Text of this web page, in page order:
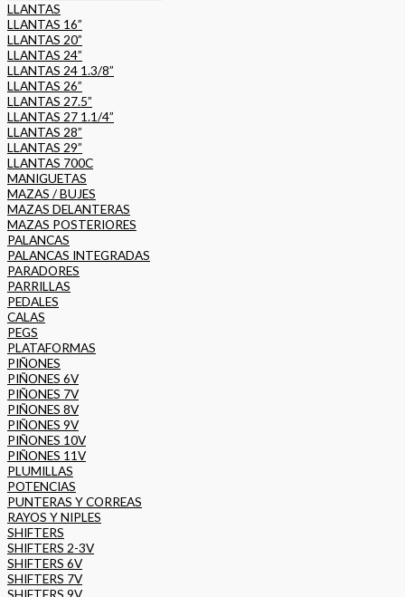
LLANTAS
LLANTAS 16”
LLANTAS 20”
LLANTAS 24”
LLANTAS 24 1.3/8”
LLANTAS 26”
LLANTAS 27.5”
LLANTAS 27 1.1/4”
LLANTAS 28”
LLANTAS 29”
LLANTAS 700C
MANIGUETAS
MAZAS / BUJES
MAZAS DELANTERAS
MAZAS POSTERIORES
PALANCAS
PALANCAS INTEGRADAS
PARADORES
PARRILLAS
PEDALES
CALAS
PEGS
PLATAFORMAS
PIÑONES
PIÑONES 6V
PIÑONES 7V
PIÑONES 8V
PIÑONES 9V
PIÑONES 10V
PIÑONES 11V
PLUMILLAS
POTENCIAS
PUNTERAS Y CORREAS
RAYOS Y NIPLES
SHIFTERS
SHIFTERS 2-3V
SHIFTERS 6V
SHIFTERS 7V
SHIFTERS 9V